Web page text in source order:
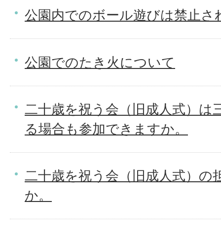
公園内でのボール遊びは禁止
公園でのたき火について
二十歳を祝う会（旧成人式）は
る場合も参加できますか。
二十歳を祝う会（旧成人式）の
か。